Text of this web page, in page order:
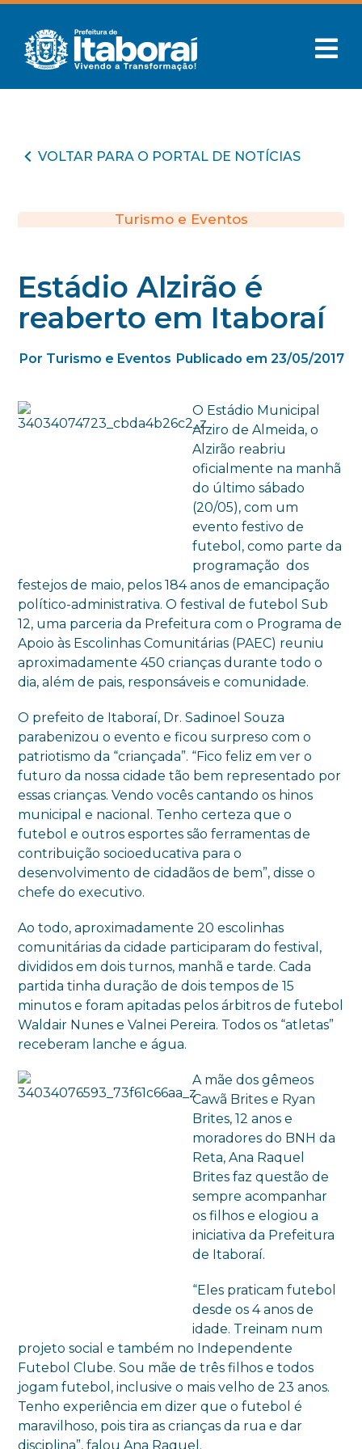
VOLTAR PARA O PORTAL DE NOTÍCIAS
Turismo e Eventos
Estádio Alzirão é
reaberto em Itaboraí
Por Turismo e Eventos Publicado em 23/05/2017
O Estádio Municipal
Alziro de Almeida, o
Alzirão reabriu
oficialmente na manhã
do último sábado
(20/05), com um
evento festivo de
futebol, como parte da
programação dos
festejos de maio, pelos 184 anos de emancipação
político-administrativa. O festival de futebol Sub
12, uma parceria da Prefeitura com o Programa de
Apoio às Escolinhas Comunitárias (PAEC) reuniu
aproximadamente 450 crianças durante todo o
dia, além de pais, responsáveis e comunidade.
O prefeito de Itaboraí, Dr. Sadinoel Souza
parabenizou o evento e ficou surpreso com o
patriotismo da “criançada”. “Fico feliz em ver o
futuro da nossa cidade tão bem representado por
essas crianças. Vendo vocês cantando os hinos
municipal e nacional. Tenho certeza que o
futebol e outros esportes são ferramentas de
contribuição socioeducativa para o
desenvolvimento de cidadãos de bem”, disse o
chefe do executivo.
Ao todo, aproximadamente 20 escolinhas
comunitárias da cidade participaram do festival,
divididos em dois turnos, manhã e tarde. Cada
partida tinha duração de dois tempos de 15
minutos e foram apitadas pelos árbitros de futebol
Waldair Nunes e Valnei Pereira. Todos os “atletas”
receberam lanche e água.
A mãe dos gêmeos
Cawã Brites e Ryan
Brites, 12 anos e
moradores do BNH da
Reta, Ana Raquel
Brites faz questão de
sempre acompanhar
os filhos e elogiou a
iniciativa da Prefeitura
de Itaboraí.
“Eles praticam futebol
desde os 4 anos de
idade. Treinam num
projeto social e também no Independente
Futebol Clube. Sou mãe de três filhos e todos
jogam futebol, inclusive o mais velho de 23 anos.
Tenho experiência em dizer que o futebol é
maravilhoso, pois tira as crianças da rua e dar
disciplina”, falou Ana Raquel.